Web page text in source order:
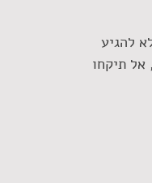
להגיע
אל תיקחו